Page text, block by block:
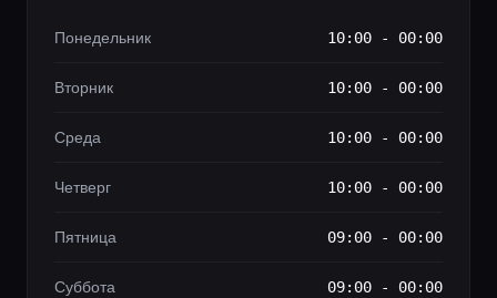
Понедельник 10:00 - 00:00
Вторник 10:00 - 00:00
Среда 10:00 - 00:00
Четверг 10:00 - 00:00
Пятница 09:00 - 00:00
Суббота 09:00 - 00:00